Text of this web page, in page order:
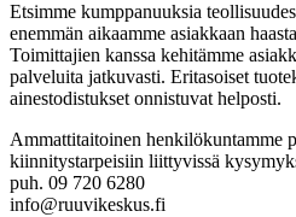
Etsimme kumppanuuksia
enemmän aikaamme asiakkaan
Toimittajien kanssa kehitämme
palveluita jatkuvasti. Eritasoiset
ainestodistukset onnistuvat helposti.
Ammattitaitoinen henkilökuntamme
kiinnitystarpeisiin liittyvissä
puh. 09 720 6280
info@ruuvikeskus.fi